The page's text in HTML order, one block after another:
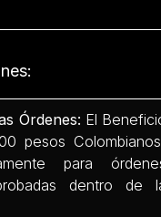
Órdenes: El
pesos
para
dentro de